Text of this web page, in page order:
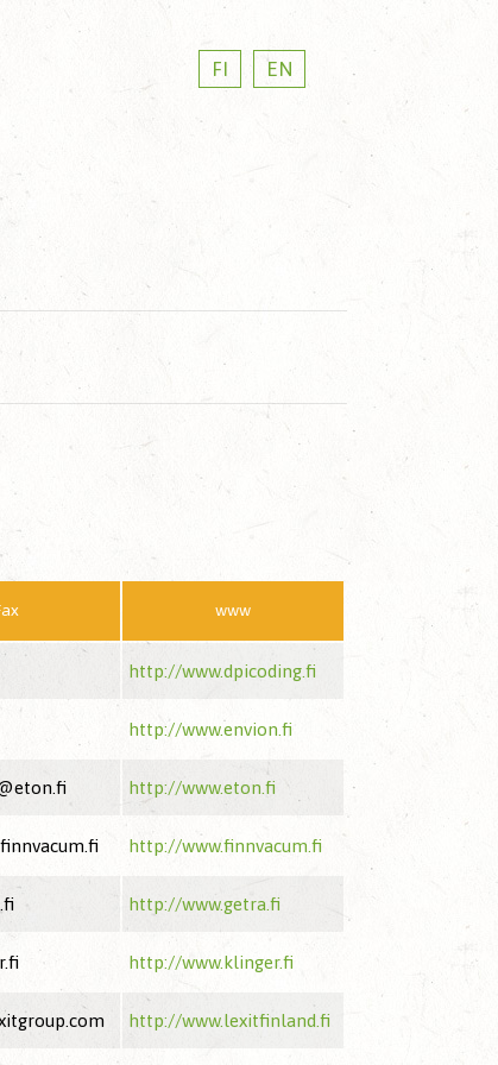
FI EN
www
http://www.dpicoding.fi
http://www.envion.fi
http://www.eton.fi
http://www.finnvacum.fi
http://www.getra.fi
http://www.klinger.fi
http://www.lexitfinland.fi